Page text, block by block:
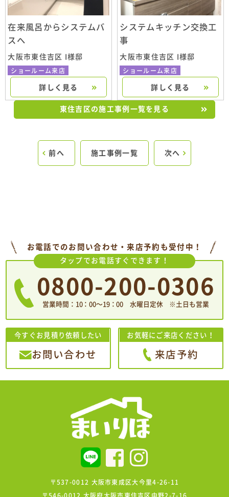
在来風呂からシステムバ
スへ
大阪市東住吉区 I様邸
ショールーム来店
詳しく見る
システムキッチン交換工
事
大阪市東住吉区 I様邸
ショールーム来店
詳しく見る
東住吉区の施工事例一覧を見る
前へ 施工事例一覧 次へ
お電話でのお問い合わせ・来店予約も受付中！
タップでお電話すぐできます！
0800-200-0306
営業時間：10：00〜19：00 水曜日定休 ※土日も営業
今すぐお見積り依頼したい
お問い合わせ
お気軽にご来店ください！
来店予約
〒537-0012 大阪市東成区大今里4-26-11
〒546-0012 大阪府大阪市東住吉区中野2-7-16